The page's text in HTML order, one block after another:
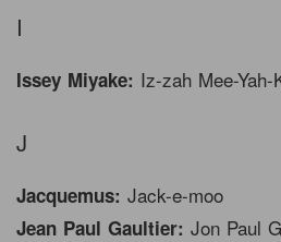
I
Issey Miyake: Iz-zah Mee-Yah-
J
Jacquemus: Jack-e-moo
Jean Paul Gaultier: Jon Paul